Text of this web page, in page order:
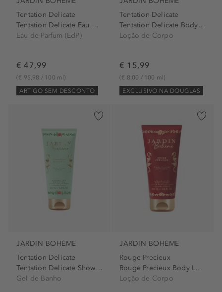
Tentation Delicate
Tentation Delicate Eau de...
Eau de Parfum (EdP)
€ 47,99
(€ 95,98 / 100 ml)
ARTIGO SEM DESCONTO
Tentation Delicate
Tentation Delicate Body Lotion
Loção de Corpo
€ 15,99
(€ 8,00 / 100 ml)
EXCLUSIVO NA DOUGLAS
JARDIN BOHÈME
Tentation Delicate
Tentation Delicate Shower Gel
Gel de Banho
JARDIN BOHÈME
Rouge Precieux
Rouge Precieux Body Lotion
Loção de Corpo